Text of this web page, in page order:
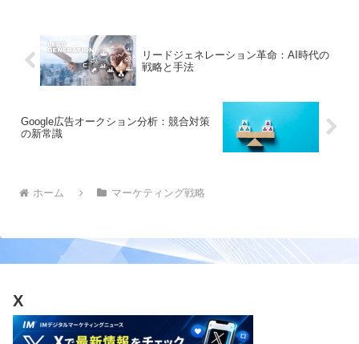
リードジェネレーション革命：AI時代の
戦略と手法
Google広告オークション分析：競合対策
の新常識
ホーム マーケティング戦略
X